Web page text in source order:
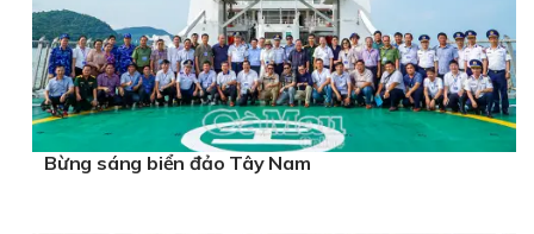
Bừng sáng biển đảo Tây Nam